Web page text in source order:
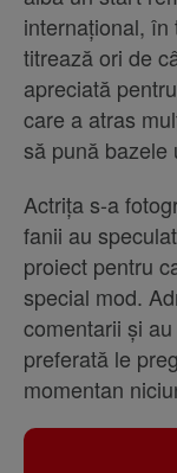
internațional, în
titrează ori de
apreciată
care a atras
să pună bazele
Actrița s-a
fanii au
proiect pentru
special mod.
comentarii și
preferată le
momentan